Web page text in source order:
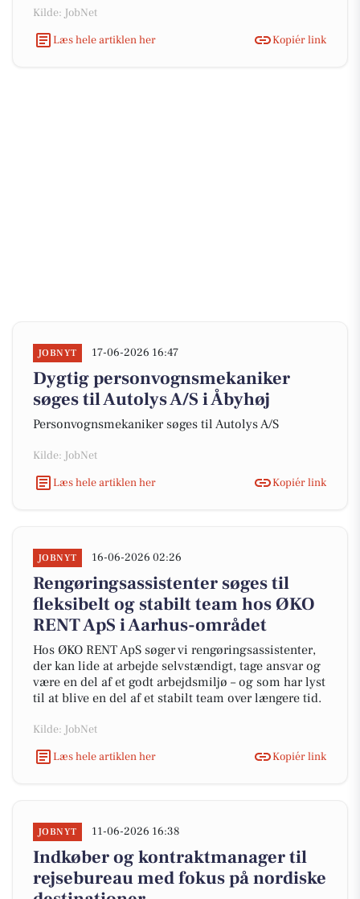
Kilde: JobNet
Læs hele artiklen her
Kopiér link
JOBNYT 17-06-2026 16:47
Dygtig personvognsmekaniker
søges til Autolys A/S i Åbyhøj
Personvognsmekaniker søges til Autolys A/S
Kilde: JobNet
Læs hele artiklen her
Kopiér link
JOBNYT 16-06-2026 02:26
Rengøringsassistenter søges til
fleksibelt og stabilt team hos ØKO
RENT ApS i Aarhus-området
Hos ØKO RENT ApS søger vi rengøringsassistenter,
der kan lide at arbejde selvstændigt, tage ansvar og
være en del af et godt arbejdsmiljø – og som har lyst
til at blive en del af et stabilt team over længere tid.
Kilde: JobNet
Læs hele artiklen her
Kopiér link
JOBNYT 11-06-2026 16:38
Indkøber og kontraktmanager til
rejsebureau med fokus på nordiske